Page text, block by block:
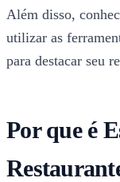
Além disso,
utilizar as
para destacar seu
Por que é